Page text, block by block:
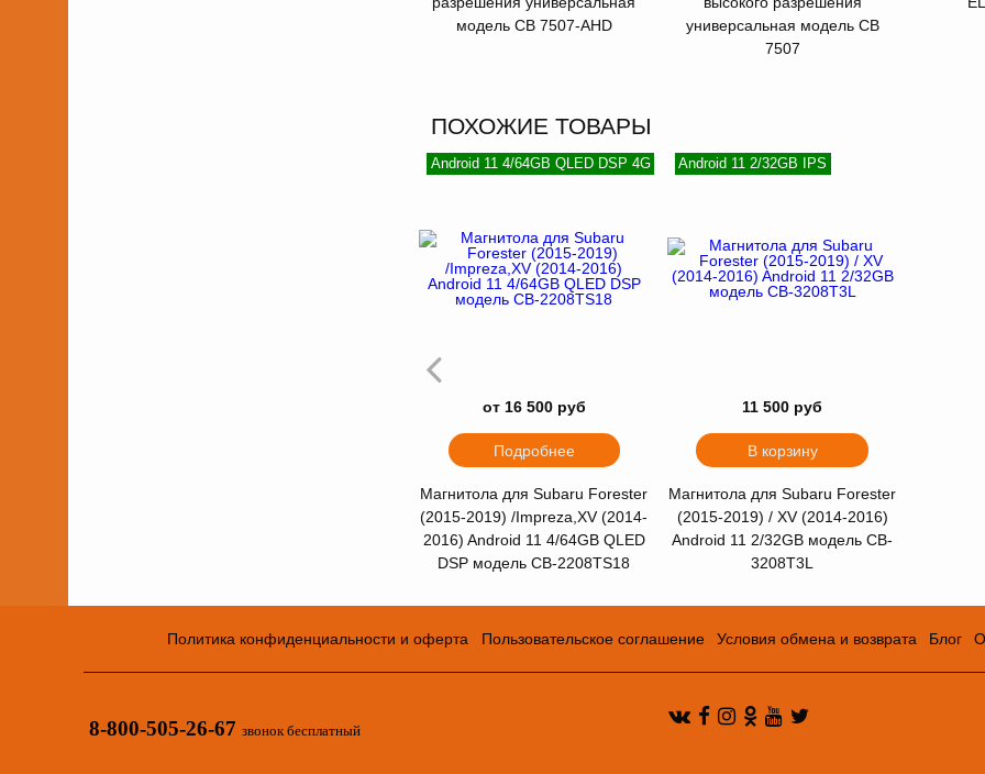
модель CB 7507-AHD
универсальная модель CB
7507
ПОХОЖИЕ ТОВАРЫ
Android 11 4/64GB QLED DSP 4G
от 16 500 руб
Подробнее
Магнитола для Subaru Forester
(2015-2019) /Impreza,XV (2014-
2016) Android 11 4/64GB QLED
DSP модель CB-2208TS18
Android 11 2/32GB IPS
11 500 руб
В корзину
Магнитола для Subaru Forester
(2015-2019) / XV (2014-2016)
Android 11 2/32GB модель CB-
3208T3L
Политика конфиденциальности и оферта Пользовательское соглашение Условия обмена и возврата Блог
8-800-505-26-67 звонок бесплатный